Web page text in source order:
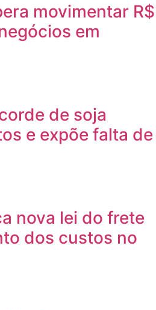
movimentar R$
em
de soja
e expõe falta de
nova lei do frete
dos custos no